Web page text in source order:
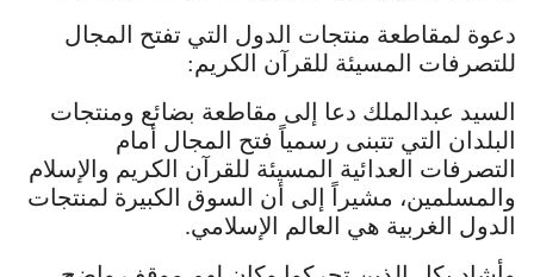
دعوة لمقاطعة منتجات الدول التي تفتح المجال
للتصرفات المسيئة للقرآن الكريم:
السيد عبدالملك دعا إلى مقاطعة بضائع ومنتجات
البلدان التي تتبنى رسمياً فتح المجال أمام
التصرفات العدائية المسيئة للقرآن الكريم والإسلام
والمسلمين، مشيراً إلى أن السوق الكبيرة لمنتجات
الدول الغربية هي العالم الإسلامي.